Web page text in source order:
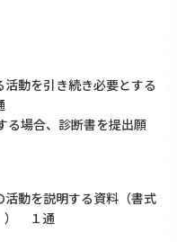
活動を引き続き必要とする
る場合、診断書を提出願
動を説明する資料（書式
） １通